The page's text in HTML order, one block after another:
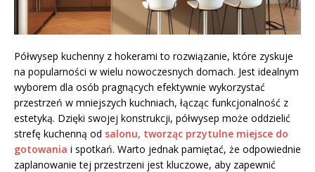
Półwysep kuchenny z hokerami to rozwiązanie, które zyskuje
na popularności w wielu nowoczesnych domach. Jest idealnym
wyborem dla osób pragnących efektywnie wykorzystać
przestrzeń w mniejszych kuchniach, łącząc funkcjonalność z
estetyką. Dzięki swojej konstrukcji, półwysep może oddzielić
strefę kuchenną od salonu, tworząc przytulne miejsce do
gotowania i spotkań. Warto jednak pamiętać, że odpowiednie
zaplanowanie tej przestrzeni jest kluczowe, aby zapewnić